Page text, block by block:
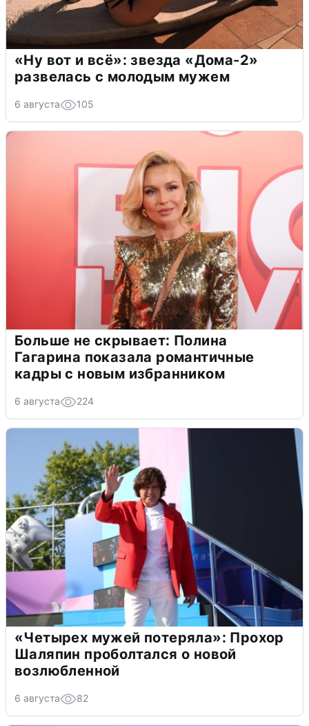
«Ну вот и всё»: звезда «Дома-2»
развелась с молодым мужем
6 августа 105
Больше не скрывает: Полина
Гагарина показала романтичные
кадры с новым избранником
6 августа 224
«Четырех мужей потеряла»: Прохор
Шаляпин проболтался о новой
возлюбленной
6 августа 82